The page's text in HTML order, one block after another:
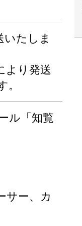
いたしま
より発送
。
ル「知覧
サー、カ